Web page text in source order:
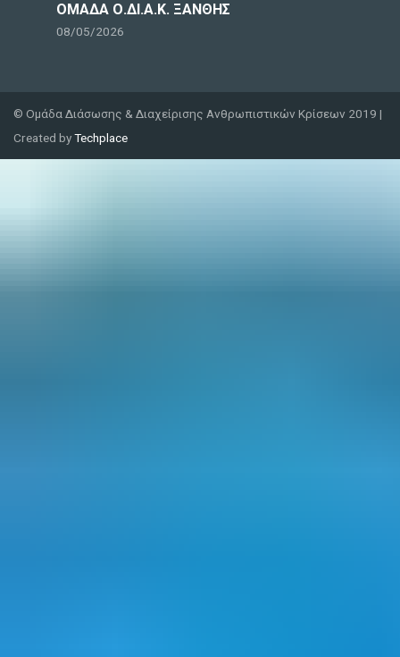
ΟΜΑΔΑ Ο.ΔΙ.Α.Κ. ΞΑΝΘΗΣ
08/05/2026
© Ομάδα Διάσωσης & Διαχείρισης Ανθρωπιστικών Κρίσεων 2019 |
Created byTechplace